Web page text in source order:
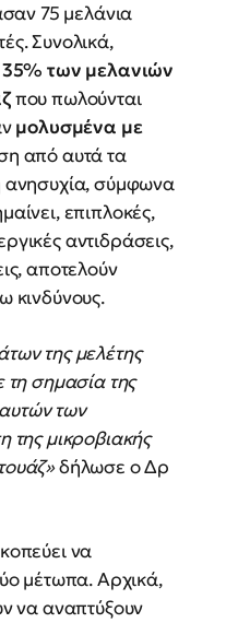
75 μελάνια
Συνολικά,
35% των μελανιών
που πωλούνται
μολυσμένα με
από αυτά τα
ανησυχία, σύμφωνα
επιπλοκές,
αντιδράσεις,
αποτελούν
κινδύνους.
της μελέτης
τη σημασία της
των
της μικροβιακής
δήλωσε ο Δρ
να
μέτωπα. Αρχικά,
να αναπτύξουν